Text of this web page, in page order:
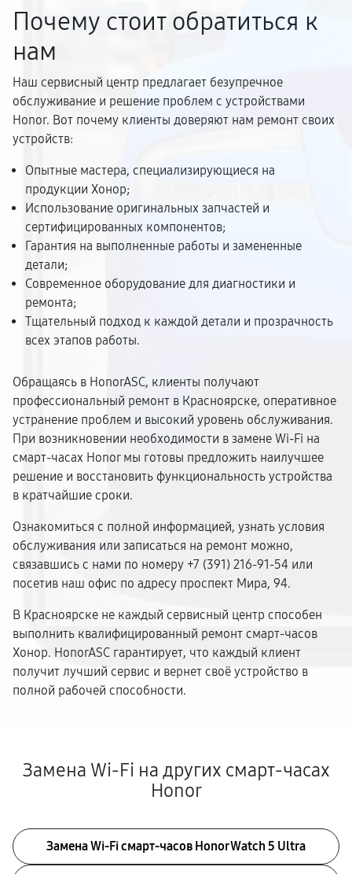
Почему стоит обратиться к
нам
Наш сервисный центр предлагает безупречное
обслуживание и решение проблем с устройствами
Honor. Вот почему клиенты доверяют нам ремонт своих
устройств:
Опытные мастера, специализирующиеся на
продукции Хонор;
Использование оригинальных запчастей и
сертифицированных компонентов;
Гарантия на выполненные работы и замененные
детали;
Современное оборудование для диагностики и
ремонта;
Тщательный подход к каждой детали и прозрачность
всех этапов работы.
Обращаясь в HonorASC, клиенты получают
профессиональный ремонт в Красноярске, оперативное
устранение проблем и высокий уровень обслуживания.
При возникновении необходимости в замене Wi-Fi на
смарт-часах Honor мы готовы предложить наилучшее
решение и восстановить функциональность устройства
в кратчайшие сроки.
Ознакомиться с полной информацией, узнать условия
обслуживания или записаться на ремонт можно,
связавшись с нами по номеру +7 (391) 216-91-54 или
посетив наш офис по адресу проспект Мира, 94.
В Красноярске не каждый сервисный центр способен
выполнить квалифицированный ремонт смарт-часов
Хонор. HonorASC гарантирует, что каждый клиент
получит лучший сервис и вернет своё устройство в
полной рабочей способности.
Замена Wi-Fi на других смарт-часах
Honor
Замена Wi-Fi смарт-часов Honor Watch 5 Ultra